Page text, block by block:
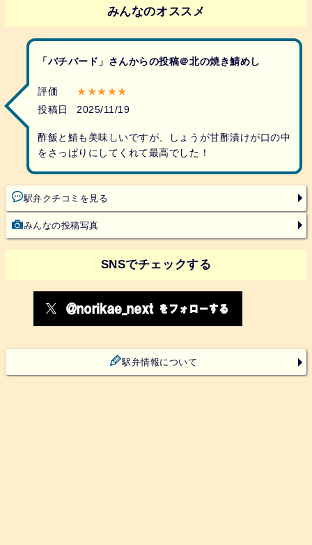
みんなのオススメ
「バチバード」さんからの投稿＠北の焼き鯖めし
評価
★★★★★
投稿日
2025/11/19
酢飯と鯖も美味しいですが、しょうが甘酢漬けが口の中
をさっぱりにしてくれて最高でした！
駅弁クチコミを見る
みんなの投稿写真
SNSでチェックする
駅弁情報について